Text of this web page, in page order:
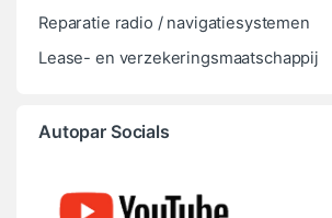
Reparatie radio / navigatiesystemen
Lease- en verzekeringsmaatschappij
Autopar Socials